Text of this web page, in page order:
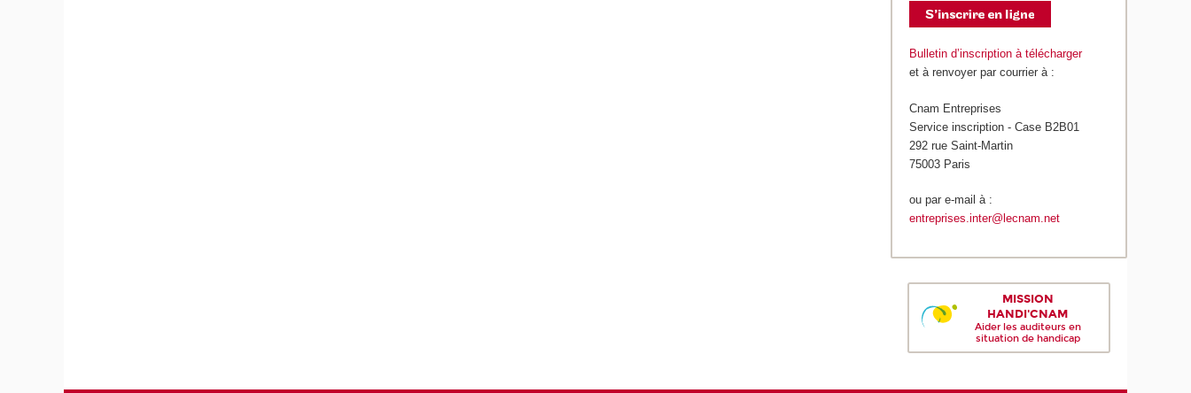
Bulletin d’inscription à télécharger
et à renvoyer par courrier à :
Cnam Entreprises
Service inscription - Case B2B01
292 rue Saint-Martin
75003 Paris
ou par e-mail à :
entreprises.inter@lecnam.net
MISSION
HANDI'CNAM
Aider les auditeurs en
situation de handicap